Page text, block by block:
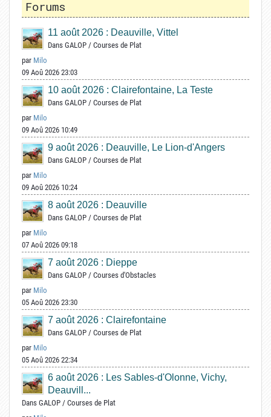
Forums
11 août 2026 : Deauville, Vittel
Dans GALOP / Courses de Plat
par Milo
09 Aoû 2026 23:03
10 août 2026 : Clairefontaine, La Teste
Dans GALOP / Courses de Plat
par Milo
09 Aoû 2026 10:49
9 août 2026 : Deauville, Le Lion-d'Angers
Dans GALOP / Courses de Plat
par Milo
09 Aoû 2026 10:24
8 août 2026 : Deauville
Dans GALOP / Courses de Plat
par Milo
07 Aoû 2026 09:18
7 août 2026 : Dieppe
Dans GALOP / Courses d'Obstacles
par Milo
05 Aoû 2026 23:30
7 août 2026 : Clairefontaine
Dans GALOP / Courses de Plat
par Milo
05 Aoû 2026 22:34
6 août 2026 : Les Sables-d'Olonne, Vichy,
Deauvill...
Dans GALOP / Courses de Plat